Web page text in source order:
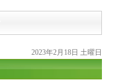
2023年2月18日 土曜日